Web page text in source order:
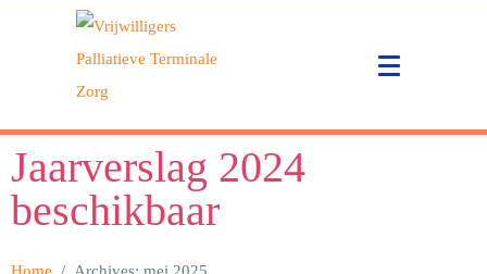
Jaarverslag 2024
beschikbaar